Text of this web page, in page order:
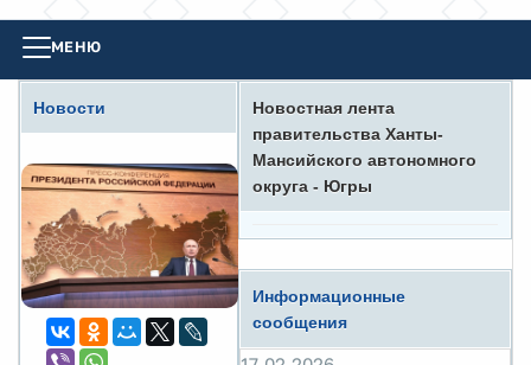
МЕНЮ
Новости
Новостная лента
правительства Ханты-
Мансийского автономного
округа - Югры
Информационные
сообщения